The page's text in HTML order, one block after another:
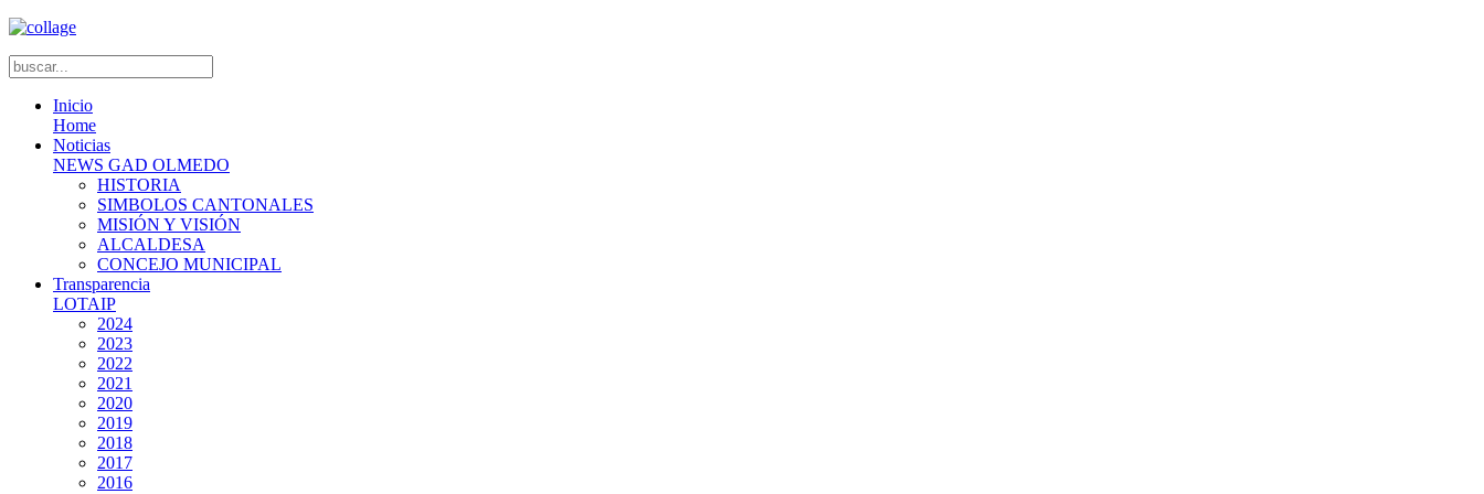
Inicio
Home
Noticias
NEWS GAD OLMEDO
HISTORIA
SIMBOLOS CANTONALES
MISIÓN Y VISIÓN
ALCALDESA
CONCEJO MUNICIPAL
Transparencia
LOTAIP
2024
2023
2022
2021
2020
2019
2018
2017
2016